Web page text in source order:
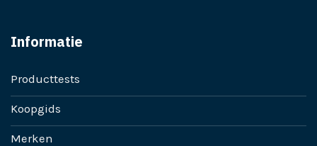
Informatie
Producttests
Koopgids
Merken